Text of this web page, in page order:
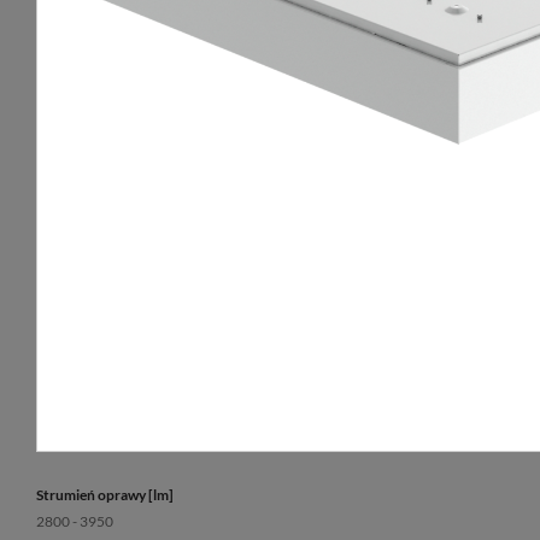
Strumień oprawy [lm]
2800 - 3950
Żywotność
50 000 h
3 lata